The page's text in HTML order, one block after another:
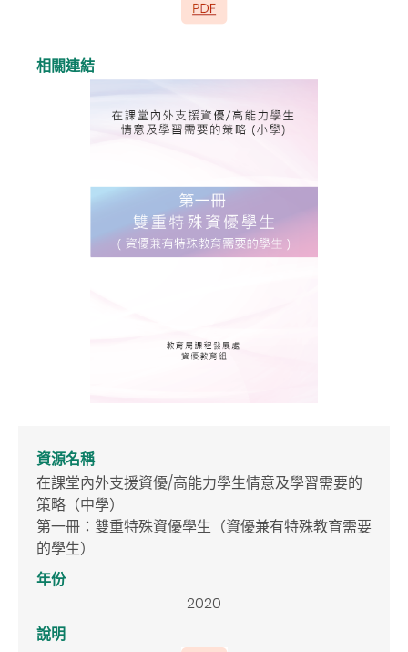
相關連結
資源名稱
在課堂內外支援資優/高能力學生情意及學習需要的
策略（中學）
第一冊：雙重特殊資優學生（資優兼有特殊教育需要
的學生）
年份
2020
說明